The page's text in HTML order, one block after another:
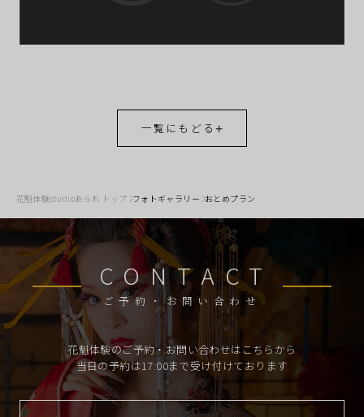
一覧にもどる
花魁体験studioあられ トップ フォトギャラリー おとめプラン
CONTACT
ご予約・お問い合わせ
花魁体験のご予約・お問い合わせはこちらから
当日の予約は17:00まで受け付けております